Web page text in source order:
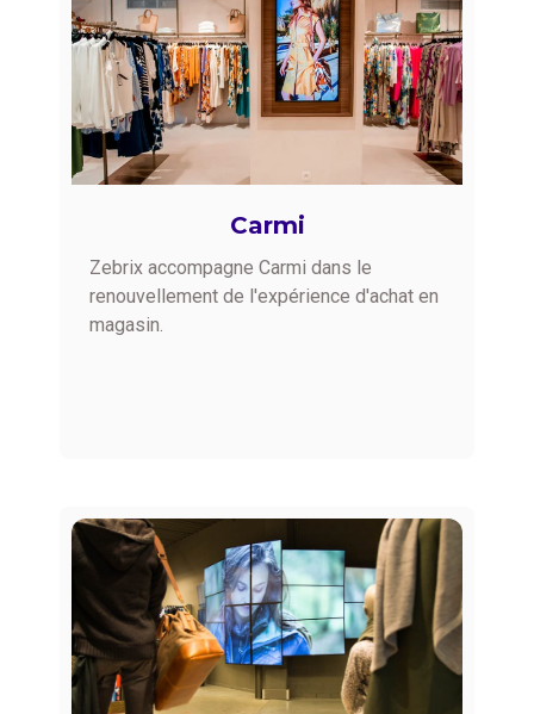
Carmi
Zebrix accompagne Carmi dans le
renouvellement de l'expérience d'achat en
magasin.